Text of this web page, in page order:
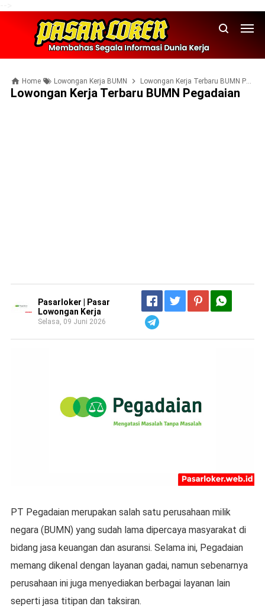
Home Lowongan Kerja BUMN Lowongan Kerja Terbaru BUMN Pegadaian
Lowongan Kerja Terbaru BUMN Pegadaian
Pasarloker | Pasar
Lowongan Kerja
Selasa, 09 Juni 2026
PT Pegadaian merupakan salah satu perusahaan milik
negara (BUMN) yang sudah lama dipercaya masyarakat di
bidang jasa keuangan dan asuransi. Selama ini, Pegadaian
memang dikenal dengan layanan gadai, namun sebenarnya
perusahaan ini juga menyediakan berbagai layanan lain
seperti jasa titipan dan taksiran.